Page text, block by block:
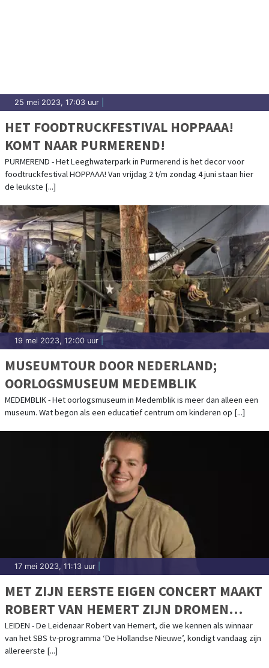
25 mei 2023, 17:03 uur
HET FOODTRUCKFESTIVAL HOPPAAA!
KOMT NAAR PURMEREND!
PURMEREND - Het Leeghwaterpark in Purmerend is het decor voor
foodtruckfestival HOPPAAA! Van vrijdag 2 t/m zondag 4 juni staan hier
de leukste [...]
19 mei 2023, 12:00 uur
MUSEUMTOUR DOOR NEDERLAND;
OORLOGSMUSEUM MEDEMBLIK
MEDEMBLIK - Het oorlogsmuseum in Medemblik is meer dan alleen een
museum. Wat begon als een educatief centrum om kinderen op [...]
17 mei 2023, 11:13 uur
MET ZIJN EERSTE EIGEN CONCERT MAAKT
ROBERT VAN HEMERT ZIJN DROMEN
WAAR
LEIDEN - De Leidenaar Robert van Hemert, die we kennen als winnaar
van het SBS tv-programma ‘De Hollandse Nieuwe’, kondigt vandaag zijn
allereerste [...]